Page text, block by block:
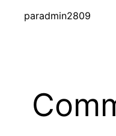
paradmin2809